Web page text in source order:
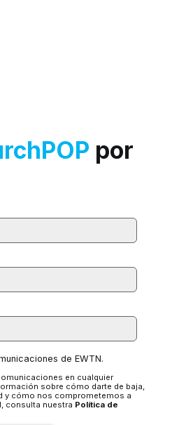
por
de EWTN.
en cualquier
sobre cómo darte de baja,
y cómo nos comprometemos a
consulta nuestra Política de